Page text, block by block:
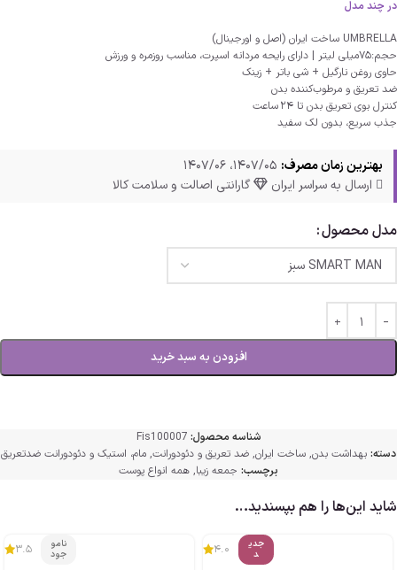
در چند مدل
UMBRELLA ساخت ایران (اصل و اورجینال)
حجم:75میلی لیتر | دارای رایحه مردانه اسپرت، مناسب روزمره و ورزش
حاوی روغن نارگیل + شی باتر + زینک
ضد تعریق و مرطوب‌کننده بدن
کنترل بوی تعریق بدن تا 24 ساعت
جذب سریع، بدون لک سفید
بهترین زمان مصرف:
ارسال به سراسر ایران
گارانتی اصالت و سلامت کالا
مدل محصول
افزودن به سبد خرید
شناسه محصول: Fis100007
دسته: بهداشت بدن, ساخت ایران, ضد تعریق و دئودورانت, مام، استیک و دئودورانت ضدتعریق
برچسب: جمعه زیبا, همه انواع پوست
شاید این‌ها را هم بپسندید…
جدی
د
4.0
نامو
جود
3.5